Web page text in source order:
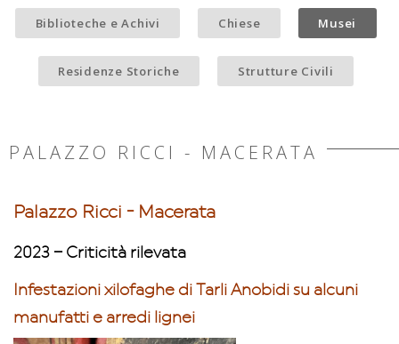
Biblioteche e Achivi Chiese Musei
Residenze Storiche Strutture Civili
PALAZZO RICCI - MACERATA
Palazzo Ricci - Macerata
2023 – Criticità rilevata
Infestazioni xilofaghe di Tarli Anobidi su alcuni
manufatti e arredi lignei